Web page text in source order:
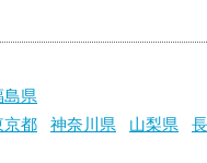
島県
京都 神奈川県 山梨県